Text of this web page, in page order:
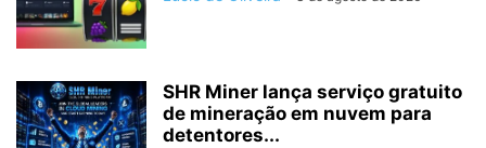
SHR Miner lança serviço gratuito
de mineração em nuvem para
detentores...